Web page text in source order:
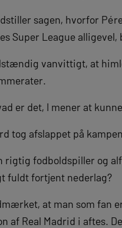
sagen, hvorfor
Super League
vanvittigt, at
er det, I mener at
tog afslappet på
rigtig fodboldspiller og
fuldt fortjent nederlag?
at man som fan
af Real Madrid i aftes.